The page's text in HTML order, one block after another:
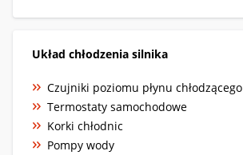
Układ chłodzenia silnika
Czujniki poziomu płynu chłodzącego
Termostaty samochodowe
Korki chłodnic
Pompy wody